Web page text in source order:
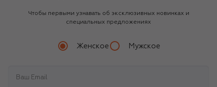
Чтобы первыми узнавать об эксклюзивных новинках и
специальных предложениях
Женское Мужское